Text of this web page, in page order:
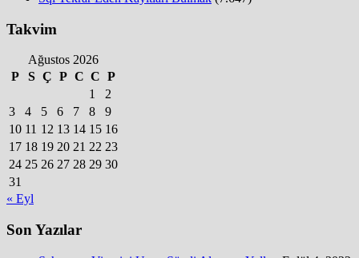
Takvim
Ağustos 2026
P
S Ç P C C P
1
2
3
4 5 6 7 8
9
10 11 12 13 14 15 16
17 18 19 20 21 22 23
24 25 26 27 28 29 30
31
« Eyl
Son Yazılar